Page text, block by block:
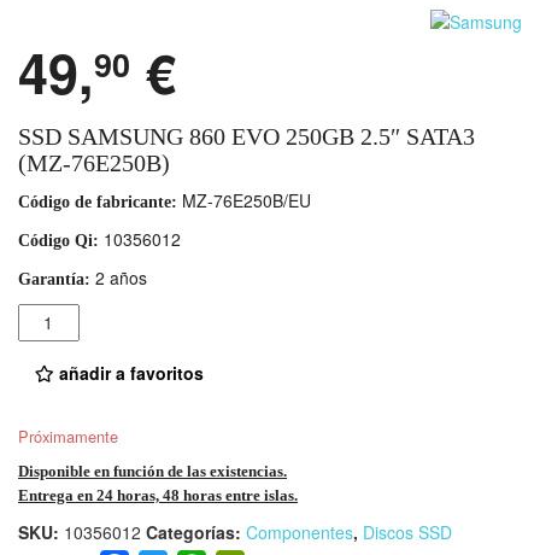
49,90 €
SSD SAMSUNG 860 EVO 250GB 2.5″ SATA3
(MZ-76E250B)
Código de fabricante: MZ-76E250B/EU
Código Qi: 10356012
Garantía: 2 años
Cantidad
añadir a favoritos
Próximamente
Disponible en función de las existencias.
Entrega en 24 horas, 48 horas entre islas.
SKU: 10356012 Categorías: Componentes, Discos SSD